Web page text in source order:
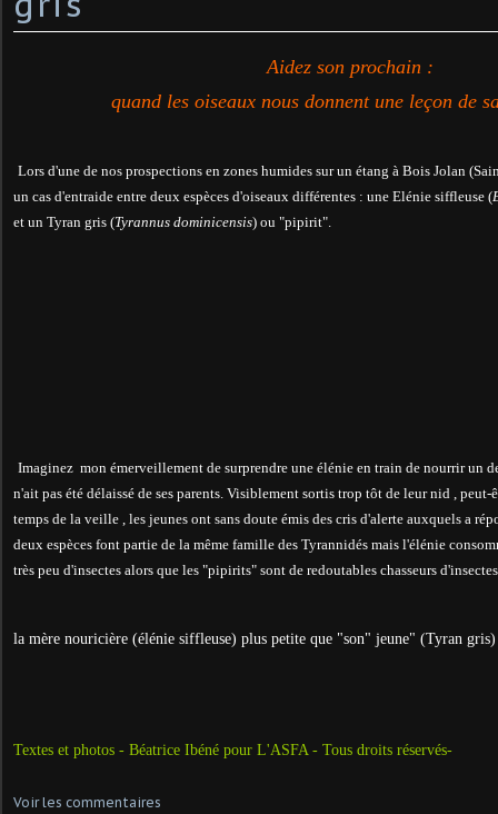
Aidez son prochain :
quand les oiseaux nous donnent une leçon de
Lors d'une de nos prospections en zones humides sur un étang à Bois Jolan
un cas d'entraide entre deux espèces d'oiseaux différentes : une Elénie siffleuse (
et un Tyran gris (Tyrannus dominicensis) ou "pipirit".
Imaginez mon émerveillement de surprendre une élénie en train de nourrir un
n'ait pas été délaissé de ses parents. Visiblement sortis trop tôt de leur nid , peut-
temps de la veille , les jeunes ont sans doute émis des cris d'alerte auxquels a
deux espèces font partie de la même famille des Tyrannidés mais l'élénie
très peu d'insectes alors que les "pipirits" sont de redoutables chasseurs
la mère nouricière (élénie siffleuse) plus petite que "son" jeune" (Tyran gris)
Textes et photos - Béatrice Ibéné pour L'ASFA - Tous droits réservés-
Voir les commentaires